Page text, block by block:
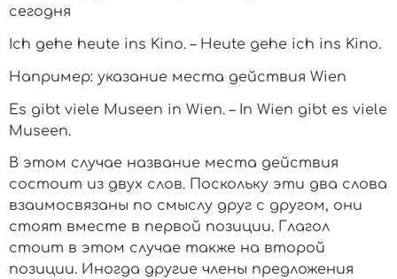
сегодня
Ich gehe heute ins Kino. – Heute gehe ich ins Kino.
Например: указание места действия Wien
Es gibt viele Museen in Wien. – In Wien gibt es viele
Museen.
В этом случае название места действия
состоит из двух слов. Поскольку эти два слова
взаимосвязаны по смыслу друг с другом, они
стоят вместе в первой позиции. Глагол
стоит в этом случае также на второй
позиции. Иногда другие члены предложения